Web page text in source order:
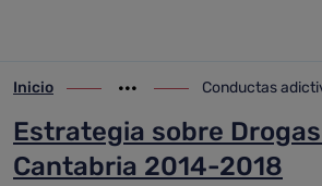
ir-a inicio
Inicio
Mostrar opciones del
ir-a Conductas
Conductas
Estrategia sobre
Cantabria 2014-2018